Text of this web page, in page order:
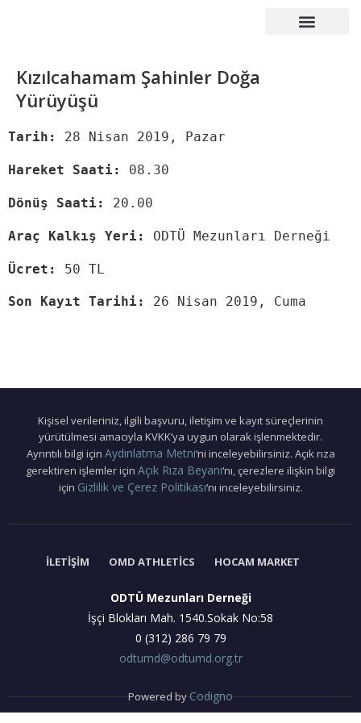
Kızılcahamam Şahinler Doğa
Yürüyüşü
Tarih: 28 Nisan 2019, Pazar
Hareket Saati: 08.30
Dönüş Saati: 20.00
Araç Kalkış Yeri: ODTÜ Mezunları Derneği
Ücret: 50 TL
Son Kayıt Tarihi: 26 Nisan 2019, Cuma
Kişisel verileriniz, ilgili başvuru, iletişim ve kayıt süreçlerinin
yürütülmesi amacıyla KVKK’ya uygun olarak işlenmektedir.
Ayrıntılı bilgi için Aydınlatma Metni‘ni inceleyebilirsiniz. Açık rıza
gerektiren işlemler için Açık Rıza Beyanı‘nı, çerezlere ilişkin bilgi
için Gizlilik ve Çerez Politikası‘nı inceleyebilirsiniz.
İLETIŞIM OMD ATHLETICS HOCAM MARKET
ODTÜ Mezunları Derneği
İşçi Blokları Mah. 1540.Sokak No:58
0 (312) 286 79 79
odtumd@odtumd.org.tr
Powered byCodigno